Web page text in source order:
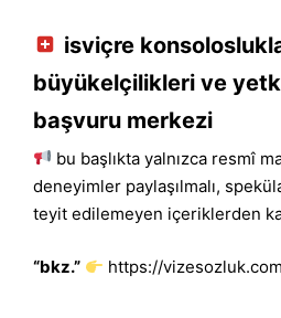
isviçre
büyükelçilikleri ve
başvuru merkezi
bu başlıkta yalnızca resmî
deneyimler paylaşılmalı,
teyit edilemeyen içeriklerden
“bkz.” https://